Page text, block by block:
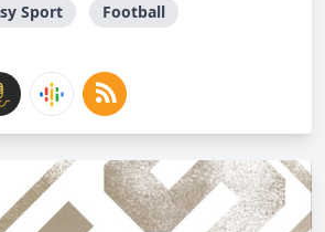
Sport Football